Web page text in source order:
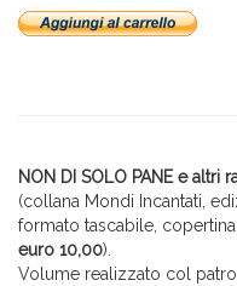
NON DI SOLO PANE e
(collana Mondi Incantati,
formato tascabile,
euro 10,00).
Volume realizzato col